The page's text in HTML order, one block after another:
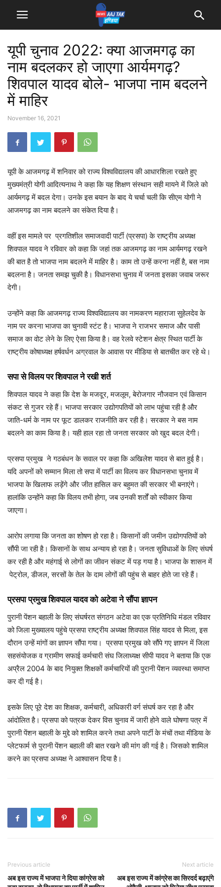
यूपी चुनाव 2022: क्या आजमगढ़ का
नाम बदलकर हो जाएगा आर्यमगढ़?
शिवपाल यादव बोले- भाजपा नाम बदलने
में माहिर
November 16, 2021
यूपी के आजमगढ़ में शनिवार को राज्य विश्वविद्यालय की आधारशिला रखते हुए
मुख्यमंत्री योगी आदित्यनाथ ने कहा कि यह शिक्षण संस्थान सही मायने में जिले को
आर्यमगढ़ में बदल देगा। उनके इस बयान के बाद ये चर्चा चली कि सीएम योगी ने
आजमगढ़ का नाम बदलने का संकेत दिया है।
वहीं इस मामले पर प्रगतिशील समाजवादी पार्टी (प्रसपा) के राष्ट्रीय अध्यक्ष
शिवपाल यादव ने रविवार को कहा कि जहां तक आजमगढ़ का नाम आर्यमगढ़ रखने
की बात है तो भाजपा नाम बदलने में माहिर है। काम तो उन्हें करना नहीं है, बस नाम
बदलना है। जनता समझ चुकी है। विधानसभा चुनाव में जनता इसका जवाब जरूर
देगी।
उन्होंने कहा कि आजमगढ़ राज्य विश्वविद्यालय का नामकरण महाराजा सुहेलदेव के
नाम पर करना भाजपा का चुनावी स्टंट है। भाजपा ने राजभर समाज और पासी
समाज का वोट लेने के लिए ऐसा किया है। वह रेलवे स्टेशन क्षेत्र स्थित पार्टी के
राष्ट्रीय कोषाध्यक्ष हर्षवर्धन अग्रवाल के आवास पर मीडिया से बातचीत कर रहे थे।
सपा से विलय पर शिवपाल ने रखी शर्त
शिवपाल यादव ने कहा कि देश के मजदूर, मजलूम, बेरोजगार नौजवान एवं किसान
संकट से गुजर रहे हैं। भाजपा सरकार उद्योगपतियों को लाभ पहुंचा रही है और
जाति-धर्म के नाम पर फूट डालकर राजनीति कर रही है। सरकार ने बस नाम
बदलने का काम किया है। यही हाल रहा तो जनता सरकार को खुद बदल देगी।
प्रसपा प्रमुख ने गठबंधन के सवाल पर कहा कि अखिलेश यादव से बात हुई है।
यदि अपनों को सम्मान मिला तो सपा में पार्टी का विलय कर विधानसभा चुनाव में
भाजपा के खिलाफ लड़ेंगे और जीत हासिल कर बहुमत की सरकार भी बनाएंगे।
हालांकि उन्होंने कहा कि विलय तभी होगा, जब उनकी शर्तों को स्वीकार किया
जाएगा।
आरोप लगाया कि जनता का शोषण हो रहा है। किसानों की जमीन उद्योगपतियों को
सौंपी जा रही है। किसानों के साथ अन्याय हो रहा है। जनता सुविधाओं के लिए संघर्ष
कर रही है और महंगाई से लोगों का जीवन संकट में पड़ गया है। भाजपा के शासन में
पेट्रोल, डीजल, सरसों के तेल के दाम लोगों की पहुंच से बाहर होते जा रहे हैं।
प्रसपा प्रमुख शिवपाल यादव को अटेवा ने सौंपा ज्ञापन
पुरानी पेंशन बहाली के लिए संघर्षरत संगठन अटेवा का एक प्रतिनिधि मंडल रविवार
को जिला मुख्यालय पहुंचे प्रसपा राष्ट्रीय अध्यक्ष शिवपाल सिंह यादव से मिला, इस
दौरान उन्हें मांगों का ज्ञापन सौंपा गया। प्रसपा प्रमुख को सौंपे गए ज्ञापन में जिला
सहसंयोजक व ग्रामीण सफाई कर्मचारी संघ जिलाध्यक्ष सीपी यादव ने बताया कि एक
अप्रैल 2004 के बाद नियुक्त शिक्षकों कर्मचारियों की पुरानी पेंशन व्यवस्था समाप्त
कर दी गई है।
इसके लिए पूरे देश का शिक्षक, कर्मचारी, अधिकारी वर्ग संघर्ष कर रहा है और
आंदोलित है। प्रसपा को पत्रक देकर विस चुनाव में जारी होने वाले घोषणा पत्र में
पुरानी पेंशन बहाली के मुद्दे को शामिल करने तथा अपने पार्टी के मंचों तथा मीडिया के
प्लेटफार्म से पुरानी पेंशन बहाली की बात रखने की मांग की गई है। जिसको शामिल
करने का प्रसपा अध्यक्ष ने आश्वासन दिया है।
Previous article
अब इस राज्य में भाजपा ने दिया कांग्रेस को
Next article
अब इस राज्य में कांग्रेस का सिरदर्द बढ़ाएंगे